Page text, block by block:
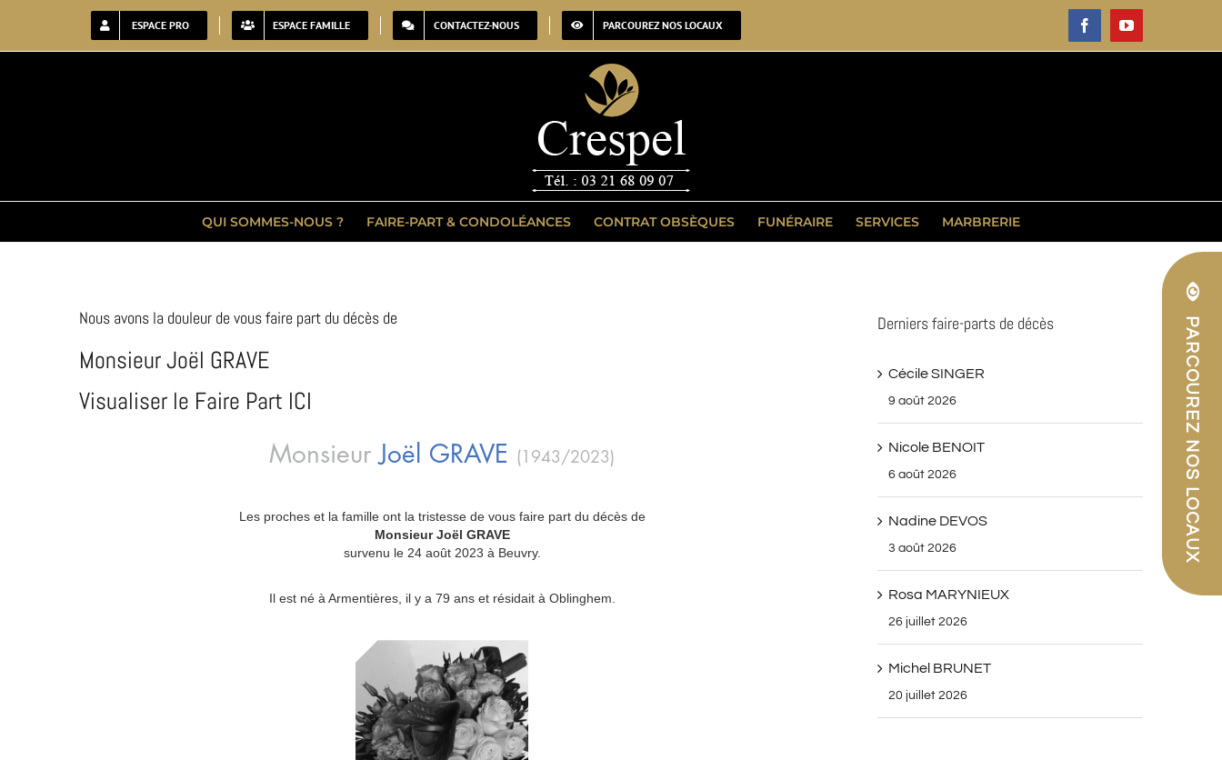
PARCOUREZ NOS LOCAUX
ESPACE PRO ESPACE FAMILLE CONTACTEZ-NOUS PARCOUREZ NOS LOCAUX FacebookYouTube
QUI SOMMES-NOUS ? FAIRE-PART & CONDOLÉANCES CONTRAT OBSÈQUES FUNÉRAIRE SERVICES MARBRERIE
Nous avons la douleur de vous faire part du décès de
Monsieur Joël GRAVE
Visualiser le Faire Part ICI
Derniers faire-parts de décès
Cécile SINGER
9 août 2026
Nicole BENOIT
6 août 2026
Nadine DEVOS
3 août 2026
Rosa MARYNIEUX
26 juillet 2026
Michel BRUNET
20 juillet 2026